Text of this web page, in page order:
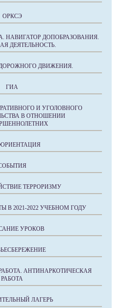
ОРКСЭ
НАВИГАТОР ДОПОБРАЗОВАНИЯ.
ДЕЯТЕЛЬНОСТЬ.
ДВИЖЕНИЯ.
ГИА
И УГОЛОВНОГО
В ОТНОШЕНИИ
ТЕРРОРИЗМУ
В 2021-2022 УЧЕБНОМ ГОДУ
УРОКОВ
АНТИНАРКОТИЧЕСКАЯ
РАБОТА
ЛАГЕРЬ